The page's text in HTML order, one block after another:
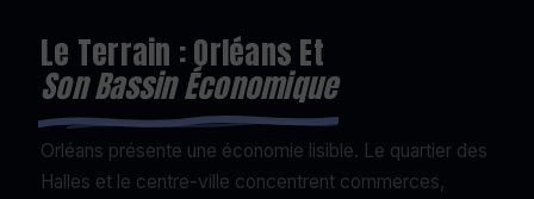
Le Terrain : Orléans Et
Son Bassin Économique
Orléans présente une économie lisible. Le quartier des
Halles et le centre-ville concentrent commerces,